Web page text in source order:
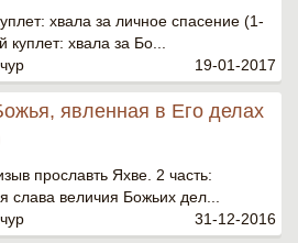
хвала за личное спасение (1-
куплет: хвала за Бо...
19-01-2017
явленная в Его делах
прославть Яхве. 2 часть:
слава величия Божьих дел...
31-12-2016